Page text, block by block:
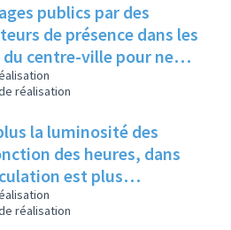
publics par des
de présence dans les
centre-ville pour ne
espèces d'animaux
réalisation
la luminosité des
des heures, dans
est plus
éteindre
réalisation